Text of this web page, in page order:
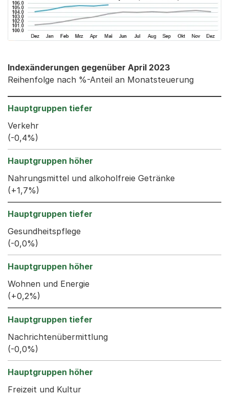
Indexänderungen gegenüber April 2023
Reihenfolge nach %-Anteil an Monatsteuerung
Verkehr
(-0,4%)
Nahrungsmittel und alkoholfreie Getränke
(+1,7%)
Gesundheitspflege
(-0,0%)
Wohnen und Energie
(+0,2%)
Nachrichtenübermittlung
(-0,0%)
Freizeit und Kultur